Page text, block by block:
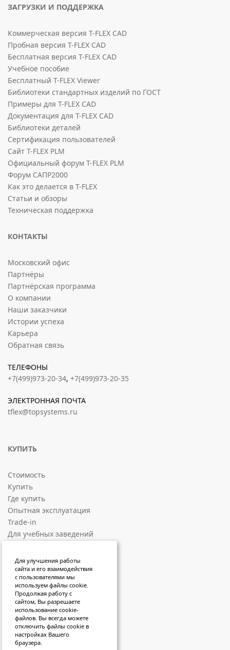
ЗАГРУЗКИ И ПОДДЕРЖКА
Коммерческая версия T-FLEX CAD
Пробная версия T-FLEX CAD
Бесплатная версия T-FLEX CAD
Учебное пособие
Бесплатный T-FLEX Viewer
Библиотеки стандартных изделий по ГОСТ
Примеры для T-FLEX CAD
Документация для T-FLEX CAD
Библиотеки деталей
Сертификация пользователей
Сайт T-FLEX PLM
Официальный форум T-FLEX PLM
Форум САПР2000
Как это делается в T-FLEX
Статьи и обзоры
Техническая поддержка
КОНТАКТЫ
Московский офис
Партнёры
Партнёрская программа
О компании
Наши заказчики
Истории успеха
Карьера
Обратная связь
ТЕЛЕФОНЫ
+7(499)973-20-34, +7(499)973-20-35
ЭЛЕКТРОННАЯ ПОЧТА
tflex@topsystems.ru
КУПИТЬ
Стоимость
Купить
Где купить
Опытная эксплуатация
Trade-in
Для учебных заведений
СОЦИАЛЬНЫЕ ПЛОЩАДКИ
ВКонтакте
RuTube
VK Video
Sketchfab
Яндекс Дзен
Telegram
Для улучшения работы
сайта и его взаимодействия
с пользователями мы
используем файлы cookie.
Продолжая работу с
сайтом, Вы разрешаете
использование cookie-
файлов. Вы всегда можете
отключить файлы cookie в
настройках Вашего
браузера.